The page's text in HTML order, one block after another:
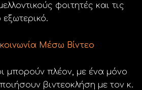
φοιτητές και τις
Μέσω Βίντεο
μπορούν πλέον, με ένα μόνο
βιντεοκλήση με τον κ.